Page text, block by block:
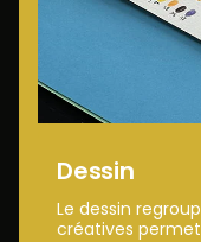
Dessin
Le dessin
créatives